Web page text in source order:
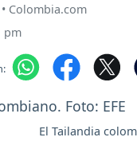
• Colombia.com
pm
El Tailandia